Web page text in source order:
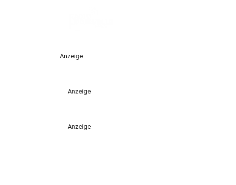
Anzeige
Anzeige
Anzeige